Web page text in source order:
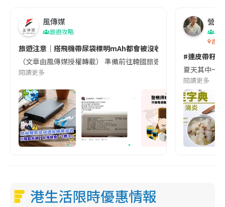
風傳媒
旅遊攻略
旅遊注意｜搭飛機帶尿袋標明mAh都會被沒收😱出發前切記檢查
（文章由風傳媒授權轉載） 準備前往韓國旅遊的民眾，近期要
閱讀更多
營養
香港
#連皮帶籽
夏天其中一
閱讀更多
港生活限時優惠情報